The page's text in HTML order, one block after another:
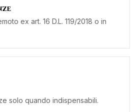
ex art. 16 D.L. 119/2018 o in
solo quando indispensabili.